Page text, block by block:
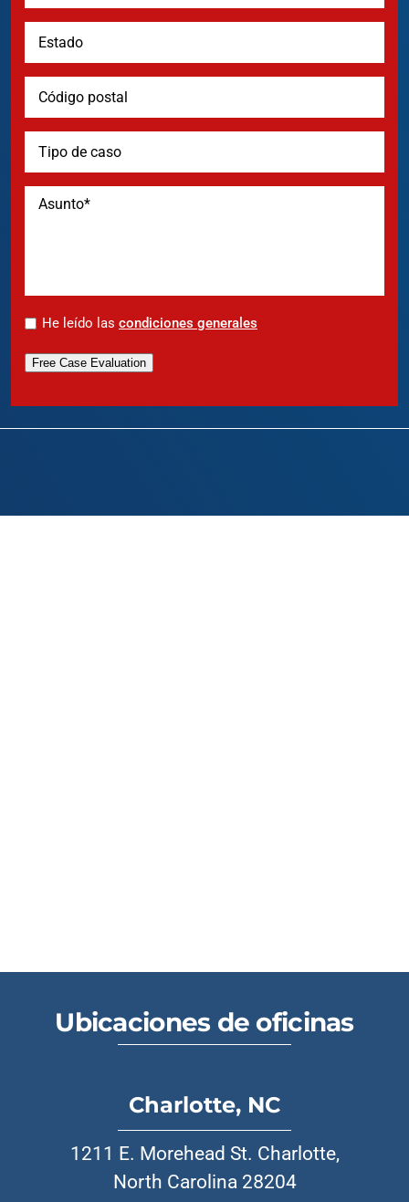
* He leído las condiciones generales
Free Case Evaluation
Ubicaciones de oficinas
Charlotte, NC
1211 E. Morehead St. Charlotte,
North Carolina 28204